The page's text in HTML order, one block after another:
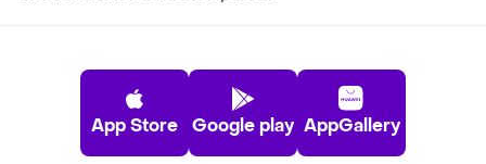
App Store Google play AppGallery